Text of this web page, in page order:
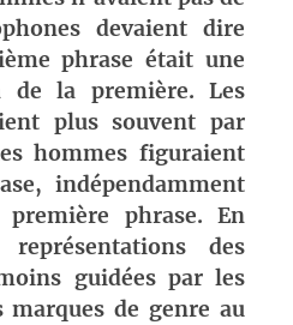
devaient dire
phrase était une
de la première. Les
plus souvent par
hommes figuraient
indépendamment
phrase. En
des
guidées par les
marques de genre au